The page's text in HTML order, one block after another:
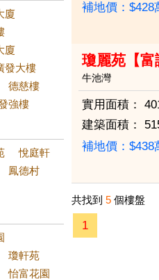
廈
廈
發大樓
德慈樓
強樓
悅庭軒
鳳德村
瓊軒苑
怡富花園
補地價：
瓊麗苑【富
牛池灣
實用面積：
建築面積：
補地價：
共找到 5 個樓盤
1